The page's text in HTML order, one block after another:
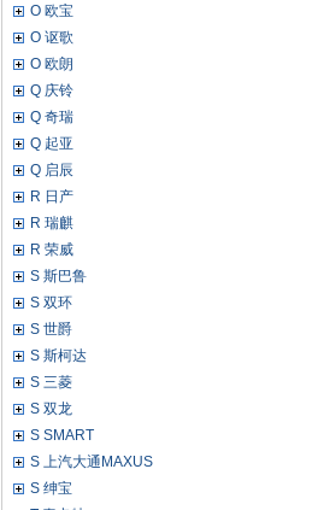
O 欧宝
O 讴歌
O 欧朗
Q 庆铃
Q 奇瑞
Q 起亚
Q 启辰
R 日产
R 瑞麒
R 荣威
S 斯巴鲁
S 双环
S 世爵
S 斯柯达
S 三菱
S 双龙
S SMART
S 上汽大通MAXUS
S 绅宝